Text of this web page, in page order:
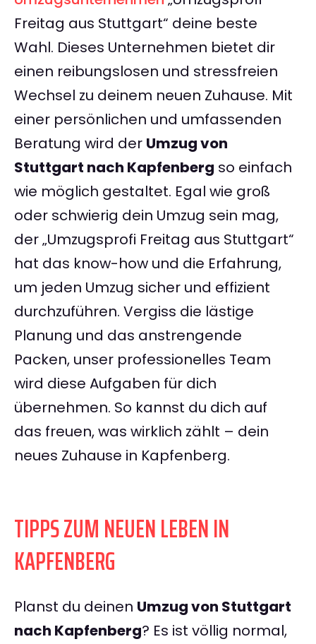
Freitag aus Stuttgart“ deine beste
Wahl. Dieses Unternehmen bietet dir
einen reibungslosen und stressfreien
Wechsel zu deinem neuen Zuhause. Mit
einer persönlichen und umfassenden
Beratung wird der Umzug von
Stuttgart nach Kapfenberg so einfach
wie möglich gestaltet. Egal wie groß
oder schwierig dein Umzug sein mag,
der „Umzugsprofi Freitag aus Stuttgart“
hat das know-how und die Erfahrung,
um jeden Umzug sicher und effizient
durchzuführen. Vergiss die lästige
Planung und das anstrengende
Packen, unser professionelles Team
wird diese Aufgaben für dich
übernehmen. So kannst du dich auf
das freuen, was wirklich zählt – dein
neues Zuhause in Kapfenberg.
TIPPS ZUM NEUEN LEBEN IN
KAPFENBERG
Planst du deinen Umzug von Stuttgart
nach Kapfenberg? Es ist völlig normal,